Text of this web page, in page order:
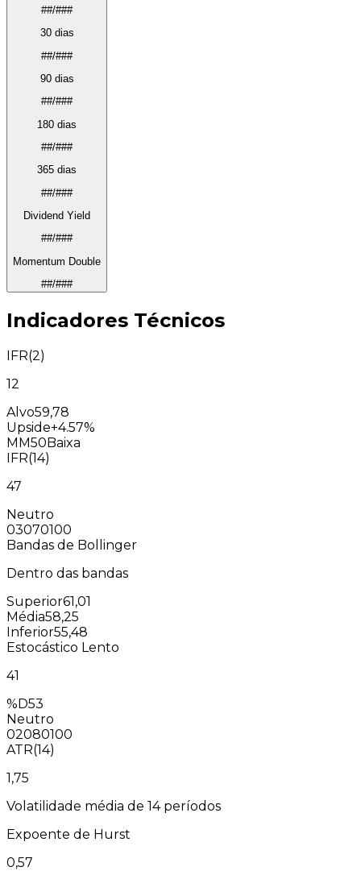
##/###
30 dias
##/###
90 dias
##/###
180 dias
##/###
365 dias
##/###
Dividend Yield
##/###
Momentum Double
##/###
Indicadores Técnicos
IFR(2)
12
Alvo59,78
Upside+4.57%
MM50Baixa
IFR(14)
47
Neutro
03070100
Bandas de Bollinger
Dentro das bandas
Superior61,01
Média58,25
Inferior55,48
Estocástico Lento
41
%D53
Neutro
02080100
ATR(14)
1,75
Volatilidade média de 14 períodos
Expoente de Hurst
0,57